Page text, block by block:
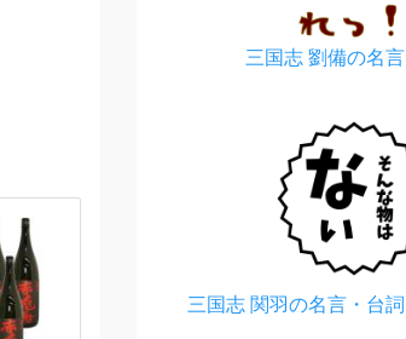
三国志 劉備の名
三国志 関羽の名言・台詞